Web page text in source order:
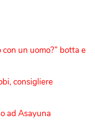
un uomo?” botta e
consigliere
ad Asayuna